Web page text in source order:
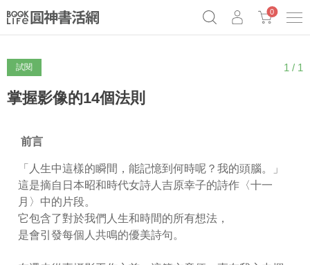
0
試閱 1 / 1
掌握影像的14個法則
前言
「人生中這樣的瞬間，能記憶到何時呢？我的頭腦。」
這是摘自日本昭和時代女詩人吉原幸子的詩作〈十一
月〉中的片段。
它包含了對於我們人生和時間的所有想法，
是會引發每個人共鳴的優美詩句。